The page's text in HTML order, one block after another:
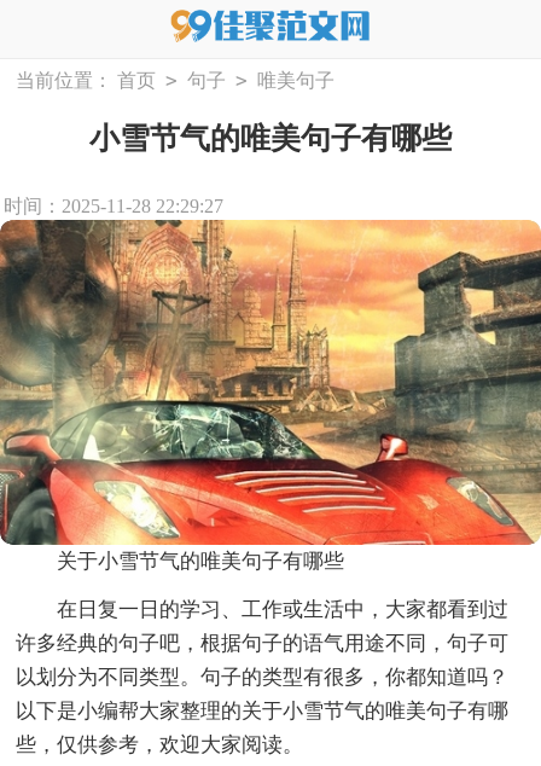
当前位置： 首页 > 句子 > 唯美句子
小雪节气的唯美句子有哪些
时间：2025-11-28 22:29:27
关于小雪节气的唯美句子有哪些
在日复一日的学习、工作或生活中，大家都看到过
许多经典的句子吧，根据句子的语气用途不同，句子可
以划分为不同类型。句子的类型有很多，你都知道吗？
以下是小编帮大家整理的关于小雪节气的唯美句子有哪
些，仅供参考，欢迎大家阅读。